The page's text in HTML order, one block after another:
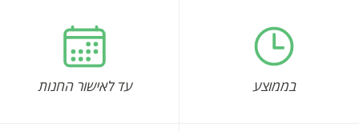
בממוצע עד לאישור החנות